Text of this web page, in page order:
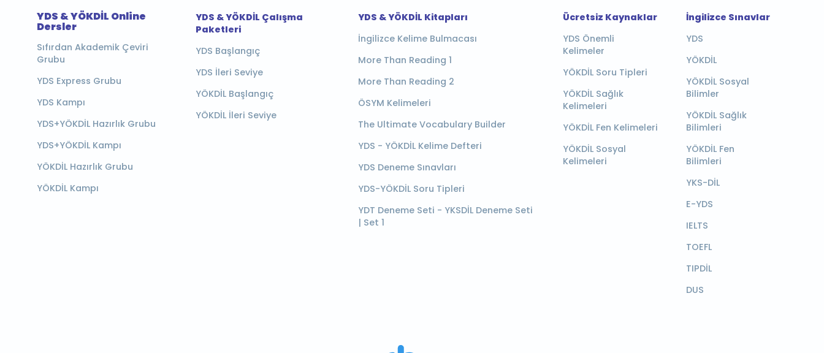
YDS & YÖKDİL Online
Dersler
Sıfırdan Akademik Çeviri
Grubu
YDS Express Grubu
YDS Kampı
YDS+YÖKDİL Hazırlık Grubu
YDS+YÖKDİL Kampı
YÖKDİL Hazırlık Grubu
YÖKDİL Kampı
YDS & YÖKDİL Çalışma
Paketleri
YDS Başlangıç
YDS İleri Seviye
YÖKDİL Başlangıç
YÖKDİL İleri Seviye
YDS & YÖKDİL Kitapları
İngilizce Kelime Bulmacası
More Than Reading 1
More Than Reading 2
ÖSYM Kelimeleri
The Ultimate Vocabulary Builder
YDS - YÖKDİL Kelime Defteri
YDS Deneme Sınavları
YDS-YÖKDİL Soru Tipleri
YDT Deneme Seti - YKSDİL Deneme Seti
| Set 1
Ücretsiz Kaynaklar
YDS Önemli
Kelimeler
YÖKDİL Soru Tipleri
YÖKDİL Sağlık
Kelimeleri
YÖKDİL Fen Kelimeleri
YÖKDİL Sosyal
Kelimeleri
İngilizce Sınavlar
YDS
YÖKDİL
YÖKDİL Sosyal
Bilimler
YÖKDİL Sağlık
Bilimleri
YÖKDİL Fen
Bilimleri
YKS-DİL
E-YDS
IELTS
TOEFL
TIPDİL
DUS